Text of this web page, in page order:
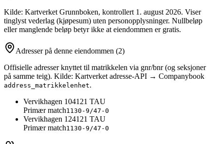
Kilde: Kartverket Grunnboken, kontrollert 1. august 2026. Viser
tinglyst vederlag (kjøpesum) uten personopplysninger. Nullbeløp
eller manglende beløp betyr ikke at eiendommen er gratis.
Adresser på denne eiendommen (2)
Offisielle adresser knyttet til matrikkelen via gnr/bnr (og seksjoner
på samme teig). Kilde: Kartverket adresse-API → Companybook
address_matrikkelenhet.
Vervikhagen 104121 TAU
Primær match1130-9/47-0
Vervikhagen 124121 TAU
Primær match1130-9/47-0